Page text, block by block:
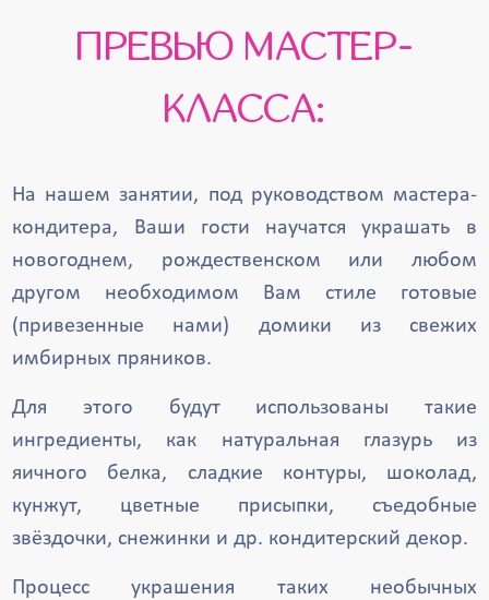
ПРЕВЬЮ МАСТЕР-
КЛАССА:
На нашем занятии, под руководством мастера-
кондитера, Ваши гости научатся украшать в
новогоднем, рождественском или любом
другом необходимом Вам стиле готовые
(привезенные нами) домики из свежих
имбирных пряников.
Для этого будут использованы такие
ингредиенты, как натуральная глазурь из
яичного белка, сладкие контуры, шоколад,
кунжут, цветные присыпки, съедобные
звёздочки, снежинки и др. кондитерский декор.
Процесс украшения таких необычных